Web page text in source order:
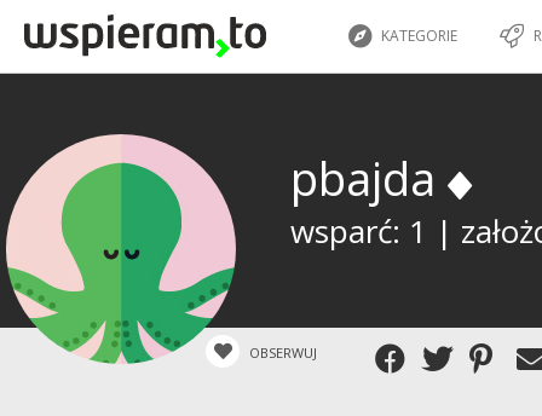
KATEGORIE
pbajda
wsparć: 1 |
OBSERWUJ